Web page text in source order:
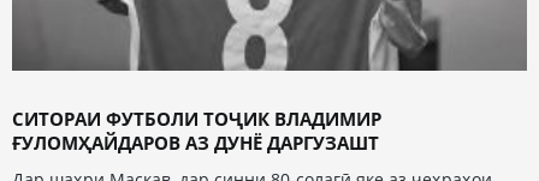
СИТОРАИ ФУТБОЛИ ТОҶИК ВЛАДИМИР
ҒУЛОМҲАЙДАРОВ АЗ ДУНЁ ДАРГУЗАШТ